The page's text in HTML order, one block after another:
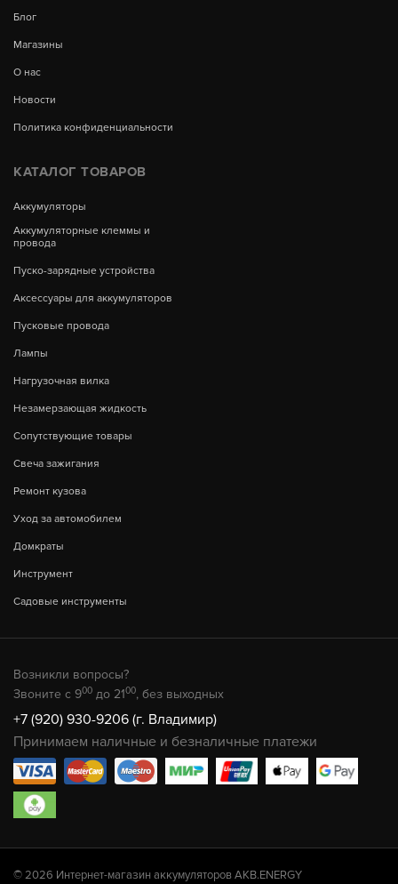
Блог
Магазины
О нас
Новости
Политика конфиденциальности
КАТАЛОГ ТОВАРОВ
Аккумуляторы
Аккумуляторные клеммы и
провода
Пуско-зарядные устройства
Аксессуары для аккумуляторов
Пусковые провода
Лампы
Нагрузочная вилка
Незамерзающая жидкость
Сопутствующие товары
Свеча зажигания
Ремонт кузова
Уход за автомобилем
Домкраты
Инструмент
Садовые инструменты
Возникли вопросы?
Звоните с 900 до 2100, без выходных
+7 (920) 930-9206 (г. Владимир)
Принимаем наличные и безналичные платежи
© 2026 Интернет-магазин аккумуляторов AKB.ENERGY